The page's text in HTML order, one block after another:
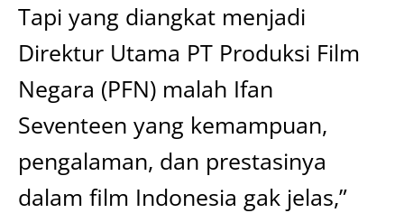
Tapi yang diangkat menjadi
Direktur Utama PT Produksi Film
Negara (PFN) malah Ifan
Seventeen yang kemampuan,
pengalaman, dan prestasinya
dalam film Indonesia gak jelas,”